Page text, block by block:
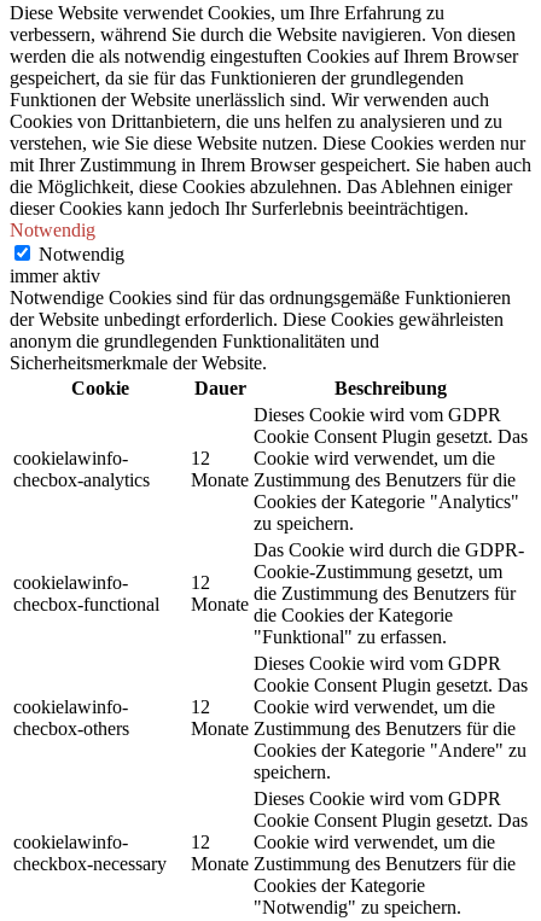
Diese Website verwendet Cookies, um Ihre Erfahrung zu
verbessern, während Sie durch die Website navigieren. Von diesen
werden die als notwendig eingestuften Cookies auf Ihrem Browser
gespeichert, da sie für das Funktionieren der grundlegenden
Funktionen der Website unerlässlich sind. Wir verwenden auch
Cookies von Drittanbietern, die uns helfen zu analysieren und zu
verstehen, wie Sie diese Website nutzen. Diese Cookies werden nur
mit Ihrer Zustimmung in Ihrem Browser gespeichert. Sie haben auch
die Möglichkeit, diese Cookies abzulehnen. Das Ablehnen einiger
dieser Cookies kann jedoch Ihr Surferlebnis beeinträchtigen.
Notwendig
Notwendig
immer aktiv
Notwendige Cookies sind für das ordnungsgemäße Funktionieren
der Website unbedingt erforderlich. Diese Cookies gewährleisten
anonym die grundlegenden Funktionalitäten und
Sicherheitsmerkmale der Website.
Cookie
Dauer Beschreibung
cookielawinfo-
checbox-analytics
12
Monate
Dieses Cookie wird vom GDPR
Cookie Consent Plugin gesetzt. Das
Cookie wird verwendet, um die
Zustimmung des Benutzers für die
Cookies der Kategorie "Analytics"
zu speichern.
cookielawinfo-
checbox-functional
12
Monate
Das Cookie wird durch die GDPR-
Cookie-Zustimmung gesetzt, um
die Zustimmung des Benutzers für
die Cookies der Kategorie
"Funktional" zu erfassen.
cookielawinfo-
checbox-others
12
Monate
Dieses Cookie wird vom GDPR
Cookie Consent Plugin gesetzt. Das
Cookie wird verwendet, um die
Zustimmung des Benutzers für die
Cookies der Kategorie "Andere" zu
speichern.
cookielawinfo-
checkbox-necessary
12
Monate
Dieses Cookie wird vom GDPR
Cookie Consent Plugin gesetzt. Das
Cookie wird verwendet, um die
Zustimmung des Benutzers für die
Cookies der Kategorie
"Notwendig" zu speichern.